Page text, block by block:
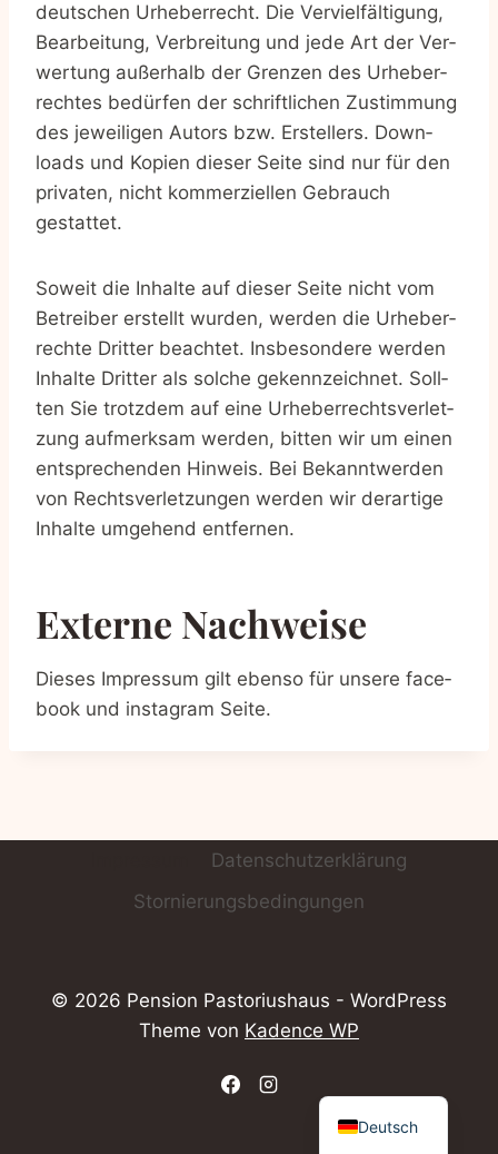
deut­schen Urhe­ber­recht. Die Ver­viel­fäl­ti­gung,
Bear­bei­tung, Ver­brei­tung und jede Art der Ver­
wer­tung außer­halb der Gren­zen des Urhe­ber­
rech­tes bedür­fen der schrift­li­chen Zustim­mung
des jewei­li­gen Autors bzw. Erstel­lers. Down­
loads und Kopien die­ser Sei­te sind nur für den
pri­va­ten, nicht kom­mer­zi­el­len Gebrauch
gestattet.
Soweit die Inhal­te auf die­ser Sei­te nicht vom
Betrei­ber erstellt wur­den, wer­den die Urhe­ber­
rech­te Drit­ter beach­tet. Ins­be­son­de­re wer­den
Inhal­te Drit­ter als sol­che gekenn­zeich­net. Soll­
ten Sie trotz­dem auf eine Urhe­ber­rechts­ver­let­
zung auf­merk­sam wer­den, bit­ten wir um einen
ent­spre­chen­den Hin­weis. Bei Bekannt­wer­den
von Rechts­ver­let­zun­gen wer­den wir der­ar­ti­ge
Inhal­te umge­hend entfernen.
Exter­ne Nachweise
Die­ses Impres­sum gilt eben­so für unse­re face­
book und insta­gram Seite.
Daten­schutz­er­klä­rung
Stor­nie­rungs­be­din­gun­gen
© 2026 Pension Pastoriushaus - WordPress
Theme von Kadence WP
Deutsch